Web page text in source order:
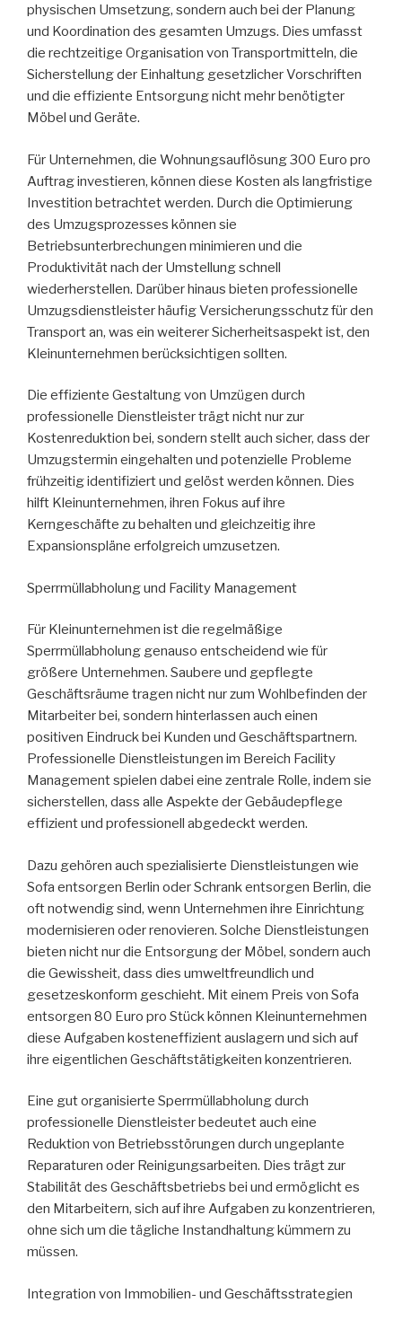
physischen Umsetzung, sondern auch bei der Planung
und Koordination des gesamten Umzugs. Dies umfasst
die rechtzeitige Organisation von Transportmitteln, die
Sicherstellung der Einhaltung gesetzlicher Vorschriften
und die effiziente Entsorgung nicht mehr benötigter
Möbel und Geräte.
Für Unternehmen, die Wohnungsauflösung 300 Euro pro
Auftrag investieren, können diese Kosten als langfristige
Investition betrachtet werden. Durch die Optimierung
des Umzugsprozesses können sie
Betriebsunterbrechungen minimieren und die
Produktivität nach der Umstellung schnell
wiederherstellen. Darüber hinaus bieten professionelle
Umzugsdienstleister häufig Versicherungsschutz für den
Transport an, was ein weiterer Sicherheitsaspekt ist, den
Kleinunternehmen berücksichtigen sollten.
Die effiziente Gestaltung von Umzügen durch
professionelle Dienstleister trägt nicht nur zur
Kostenreduktion bei, sondern stellt auch sicher, dass der
Umzugstermin eingehalten und potenzielle Probleme
frühzeitig identifiziert und gelöst werden können. Dies
hilft Kleinunternehmen, ihren Fokus auf ihre
Kerngeschäfte zu behalten und gleichzeitig ihre
Expansionspläne erfolgreich umzusetzen.
Sperrmüllabholung und Facility Management
Für Kleinunternehmen ist die regelmäßige
Sperrmüllabholung genauso entscheidend wie für
größere Unternehmen. Saubere und gepflegte
Geschäftsräume tragen nicht nur zum Wohlbefinden der
Mitarbeiter bei, sondern hinterlassen auch einen
positiven Eindruck bei Kunden und Geschäftspartnern.
Professionelle Dienstleistungen im Bereich Facility
Management spielen dabei eine zentrale Rolle, indem sie
sicherstellen, dass alle Aspekte der Gebäudepflege
effizient und professionell abgedeckt werden.
Dazu gehören auch spezialisierte Dienstleistungen wie
Sofa entsorgen Berlin oder Schrank entsorgen Berlin, die
oft notwendig sind, wenn Unternehmen ihre Einrichtung
modernisieren oder renovieren. Solche Dienstleistungen
bieten nicht nur die Entsorgung der Möbel, sondern auch
die Gewissheit, dass dies umweltfreundlich und
gesetzeskonform geschieht. Mit einem Preis von Sofa
entsorgen 80 Euro pro Stück können Kleinunternehmen
diese Aufgaben kosteneffizient auslagern und sich auf
ihre eigentlichen Geschäftstätigkeiten konzentrieren.
Eine gut organisierte Sperrmüllabholung durch
professionelle Dienstleister bedeutet auch eine
Reduktion von Betriebsstörungen durch ungeplante
Reparaturen oder Reinigungsarbeiten. Dies trägt zur
Stabilität des Geschäftsbetriebs bei und ermöglicht es
den Mitarbeitern, sich auf ihre Aufgaben zu konzentrieren,
ohne sich um die tägliche Instandhaltung kümmern zu
müssen.
Integration von Immobilien- und Geschäftsstrategien